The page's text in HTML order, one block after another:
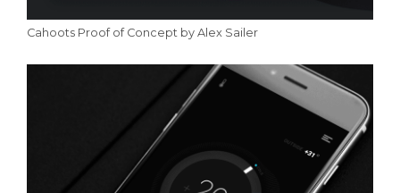
Cahoots Proof of Concept by Alex Sailer